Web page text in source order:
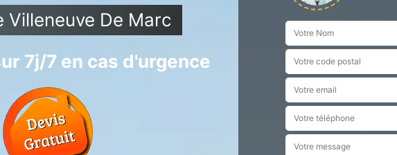
Villeneuve De Marc
7j/7 en cas d'urgence